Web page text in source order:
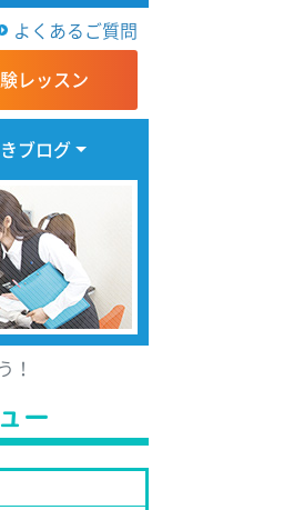
よくあるご質問
レッスン
ブログ
！
ー